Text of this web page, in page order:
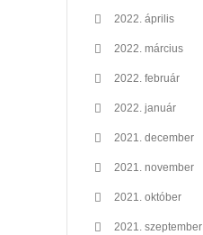
2022. április
2022. március
2022. február
2022. január
2021. december
2021. november
2021. október
2021. szeptember